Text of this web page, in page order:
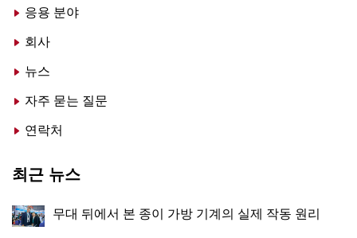
응용 분야
회사
뉴스
자주 묻는 질문
연락처
최근 뉴스
무대 뒤에서 본 종이 가방 기계의 실제 작동 원리